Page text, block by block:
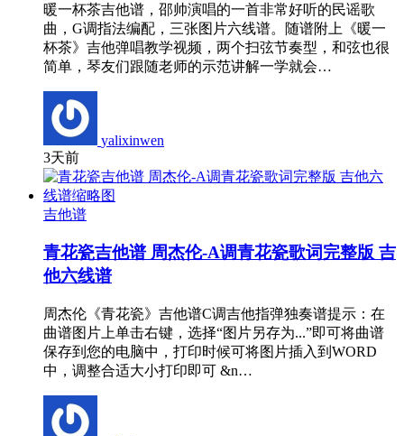
暖一杯茶吉他谱，邵帅演唱的一首非常好听的民谣歌
曲，G调指法编配，三张图片六线谱。随谱附上《暖一
杯茶》吉他弹唱教学视频，两个扫弦节奏型，和弦也很
简单，琴友们跟随老师的示范讲解一学就会…
yalixinwen
3天前
吉他谱
青花瓷吉他谱 周杰伦-A调青花瓷歌词完整版 吉
他六线谱
周杰伦《青花瓷》吉他谱C调吉他指弹独奏谱提示：在
曲谱图片上单击右键，选择“图片另存为...”即可将曲谱
保存到您的电脑中，打印时候可将图片插入到WORD
中，调整合适大小打印即可 &n…